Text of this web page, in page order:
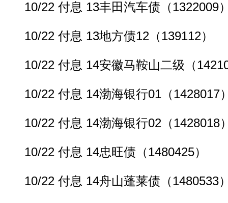
10/22 付息 13丰田汽车债（1322009
10/22 付息 13地方债12（139112）
10/22 付息 14安徽马鞍山二级（
10/22 付息 14渤海银行01（1428017
10/22 付息 14渤海银行02（1428018
10/22 付息 14忠旺债（1480425）
10/22 付息 14舟山蓬莱债（1480533